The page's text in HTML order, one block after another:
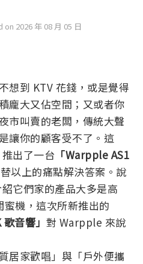
2026 年 08 月 05 日
想到 KTV 花錢，或是覺得
龐大又佔空間；又或者你
市叫賣的老闆，傳統大聲
讓你的顧客受不了。這
出了一台 「Warpple AS1
替以上的痛點解決答案。說
它們家的產品大多是高
機，這次所新推出的
音響」 對 Warpple 來說
居家歡唱」與「戶外便攜